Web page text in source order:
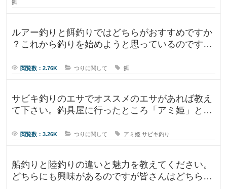
餌
ルアー釣りと餌釣りではどちらがおすすめですか
？これから釣りを始めようと思っているのです
閲覧数：2.76K つりに関して 餌
サビキ釣りのエサでオススメのエサがあれば教え
て下さい。釣具屋に行ったところ「アミ姫」とい
閲覧数：3.26K つりに関して アミ姫 サビキ釣り
船釣りと陸釣りの違いと魅力を教えてください。
どちらにも興味があるのですが皆さんはどちらが